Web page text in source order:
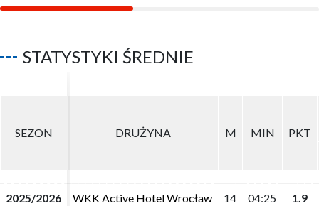
STATYSTYKI ŚREDNIE
SEZON DRUŻYNA M MIN PKT
2025/2026 WKK Active Hotel Wrocław 14 04:25 1.9
SEZON DRUŻYNA M MIN PKT
2025/2026 WKK Active Hotel Wrocław 14 04:25 1.9